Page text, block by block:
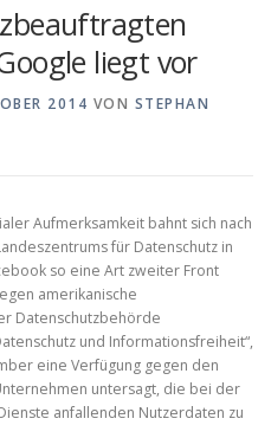
liegt vor
2014 VON STEPHAN
Aufmerksamkeit bahnt sich nach
für Datenschutz in
so eine Art zweiter Front
amerikanische
Datenschutzbehörde
und Informationsfreiheit“,
eine Verfügung gegen den
untersagt, die bei der
anfallenden Nutzerdaten zu